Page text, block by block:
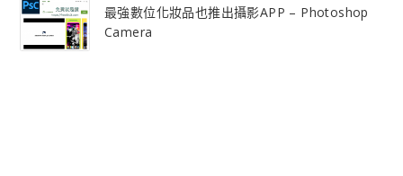
最強數位化妝品也推出攝影APP – Photoshop
Camera